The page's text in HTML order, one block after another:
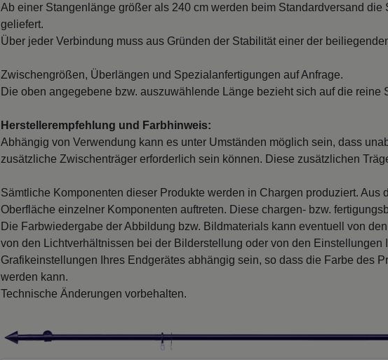
Ab einer Stangenlänge größer als 240 cm werden beim Standardversand
geliefert.
Über jeder Verbindung muss aus Gründen der Stabilität einer der
Zwischengrößen, Überlängen und Spezialanfertigungen auf Anfrage.
Die oben angegebene bzw. auszuwählende Länge bezieht sich auf die reine
Herstellerempfehlung und Farbhinweis:
Abhängig von Verwendung kann es unter Umständen möglich sein, dass
zusätzliche Zwischenträger erforderlich sein können. Diese zusätzlichen
Sämtliche Komponenten dieser Produkte werden in Chargen produziert.
Oberfläche einzelner Komponenten auftreten. Diese chargen- bzw.
Die Farbwiedergabe der Abbildung bzw. Bildmaterials kann eventuell von
von den Lichtverhältnissen bei der Bilderstellung oder von den Einstellungen
Grafikeinstellungen Ihres Endgerätes abhängig sein, so dass die Farbe des
werden kann.
Technische Änderungen vorbehalten.